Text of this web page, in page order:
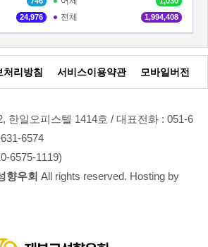
24,976 전체 1,994,408
처리방침 서비스이용약관 모바일버전
한일오피스텔 1414호 / 대표전화 : 051-6
6574
6575-1119)
향우회 All rights reserved. Hosting by